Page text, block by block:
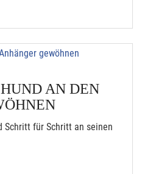
AN DEN
Schritt für Schritt an seinen